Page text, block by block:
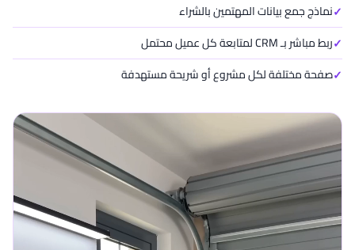
نماذج جمع بيانات المهتمين بالشراء
ربط مباشر بـ CRM لمتابعة كل عميل محتمل
صفحة مختلفة لكل مشروع أو شريحة مستهدفة